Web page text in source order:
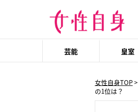
芸能 皇室
女性自身TOP>
の1位は？